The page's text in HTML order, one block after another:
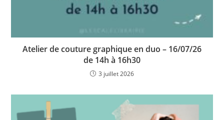
Atelier de couture graphique en duo – 16/07/26
de 14h à 16h30
3 juillet 2026